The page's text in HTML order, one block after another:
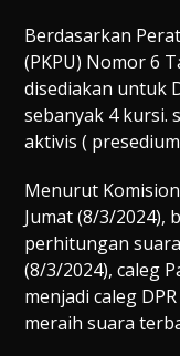
Berdasarkan
(PKPU) Nomor 6
disediakan untuk
sebanyak 4 kursi.
aktivis (
Menurut
Jumat (8/3/2024),
perhitungan
(8/3/2024), caleg
menjadi caleg
meraih suara